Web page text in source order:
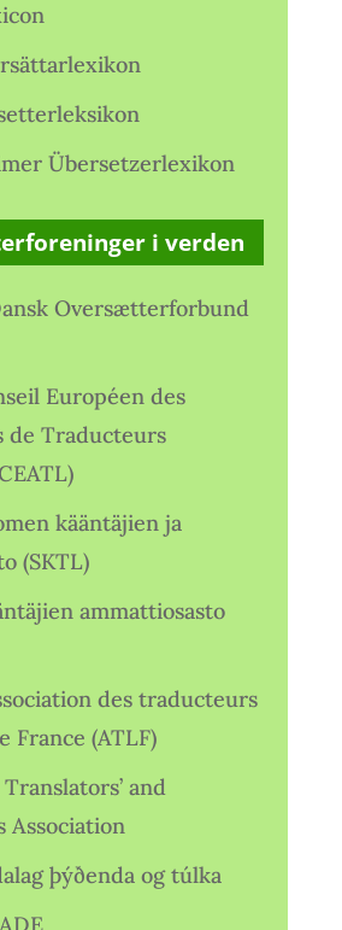
Übersetzerlexikon
i verden
Oversætterforbund
Européen des
de Traducteurs
kääntäjien ja
(SKTL)
ammattiosasto
des traducteurs
France (ATLF)
and
þýðenda og túlka